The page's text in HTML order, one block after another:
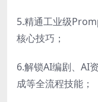
5.精通工业级
核心技巧；
6.解锁AI编剧、AI
成等全流程技能；